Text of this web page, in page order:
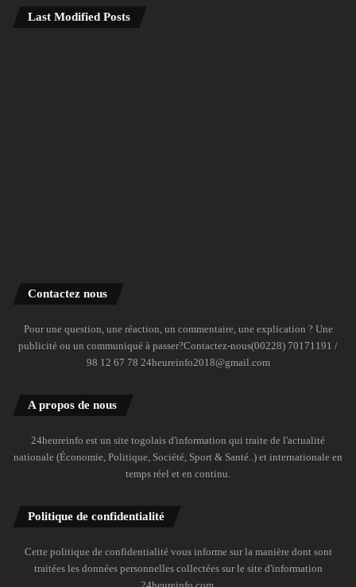
Last Modified Posts
Contactez nous
Pour une question, une réaction, un commentaire, une explication ? Une
publicité ou un communiqué à passer?Contactez-nous(00228) 70171191 /
98 12 67 78 24heureinfo2018@gmail.com
A propos de nous
24heureinfo est un site togolais d'information qui traite de l'actualité
nationale (Économie, Politique, Société, Sport & Santé..) et internationale en
temps réel et en continu.
Politique de confidentialité
Cette politique de confidentialité vous informe sur la manière dont sont
traitées les données personnelles collectées sur le site d'information